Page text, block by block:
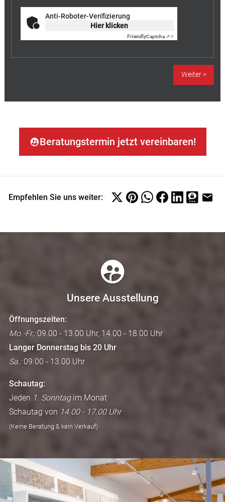
Anti-Roboter-Verifizierung
Hier klicken
FriendlyCaptcha ⇗
Beratungstermin jetzt vereinbaren!
Empfehlen Sie uns weiter:
Unsere Ausstellung
Öffnungszeiten:
Mo.-Fr.:09.00 - 13.00 Uhr, 14.00 - 18.00 Uhr
Langer Donnerstag bis 20 Uhr
Sa.:09.00 - 13.00 Uhr
Schautag:
Jeden 1. Sonntagim Monat
Schautag von 14.00 - 17.00 Uhr
(Keine Beratung & kein Verkauf)